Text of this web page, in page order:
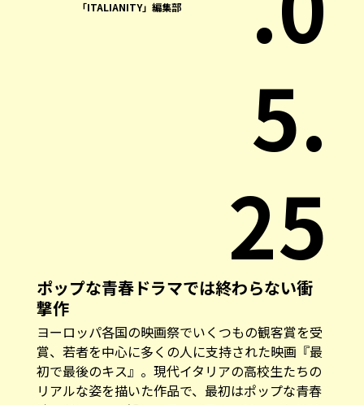
「ITALIANITY」編集部
5.
25
ポップな青春ドラマでは終わらない衝
撃作
ヨーロッパ各国の映画祭でいくつもの観客賞を受
賞、若者を中心に多くの人に支持された映画『最
初で最後のキス』。現代イタリアの高校生たちの
リアルな姿を描いた作品で、最初はポップな青春